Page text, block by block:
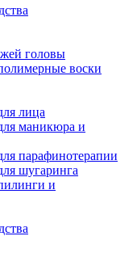
головы
воски
лица
маникюра и
парафинотерапии
шугаринга
и